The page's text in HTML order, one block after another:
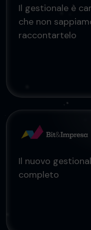
Il gestionale è
che non
raccontartelo
Il nuovo
completo